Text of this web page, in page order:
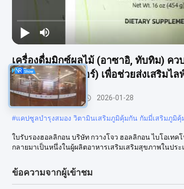
เครื่องดื่มมิกซ์ผลไม้ (อาซาอิ, ทับทิม) ค
ยิมนีมา ซิลเวสเตอร์) เพื่อช่วยส่งเสริมไ
อาหารเสริม OEM 2026-01-28
#แคปซูลบำรุงสมอง วิตามินเสริมภูมิคุ้มกัน กัมมี่เสริมภูมิคุ้
ใบรับรองฮอลลิกอน บริษัท กวางโจว ฮอลลิกอน ไบโอเท
กลายมาเป็นหนึ่งในผู้ผลิตอาหารเสริมเสริมสุขภาพในประเ
ข้อความจากผู้เข้าชม